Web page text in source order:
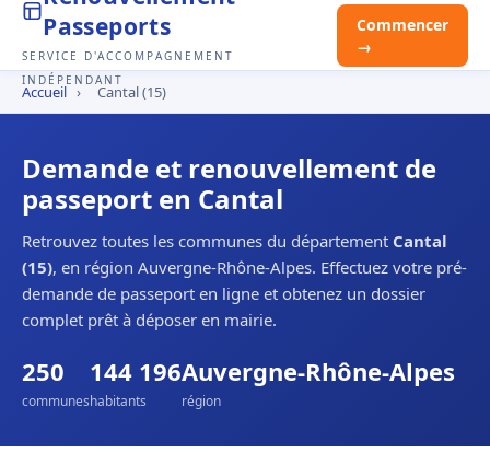
Passeports
SERVICE D'ACCOMPAGNEMENT
INDÉPENDANT
Commencer
→
Accueil › Cantal (15)
Demande et renouvellement de
passeport en Cantal
Retrouvez toutes les communes du département Cantal
(15), en région Auvergne-Rhône-Alpes. Effectuez votre pré-
demande de passeport en ligne et obtenez un dossier
complet prêt à déposer en mairie.
250
communes
144 196
habitants
Auvergne-Rhône-Alpes
région